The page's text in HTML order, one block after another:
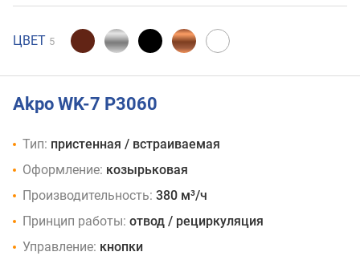
ЦВЕТ 5
Akpo WK-7 P3060
Тип: пристенная / встраиваемая
Оформление: козырьковая
Производительность: 380 м³/ч
Принцип работы: отвод / рециркуляция
Управление: кнопки